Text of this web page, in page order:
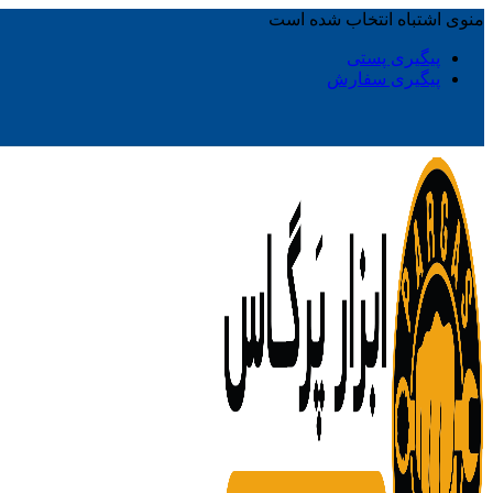
منوی اشتباه انتخاب شده است
پیگیری پستی
پیگیری سفارش